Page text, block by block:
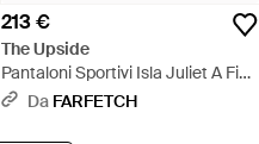
213 €
The Upside
Pantaloni Sportivi Isla Juliet A Fiori
- Bianco
Da FARFETCH